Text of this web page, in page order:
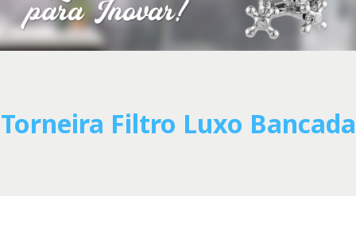
Torneira Filtro Luxo Bancada